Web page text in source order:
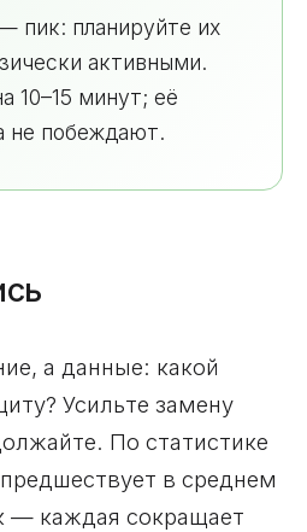
пик: планируйте их
активными.
10–15 минут; её
не побеждают.
а данные: какой
Усильте замену
По статистике
в среднем
— каждая сокращает